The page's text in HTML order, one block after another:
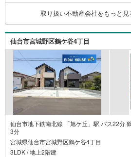
ついても、誠心誠意ご説明さ
ッズスペースも完備！お子様連
ください。営業時間:10:00～
舗により変動あり）現地のご
お気軽にお問い合わせください！
取り扱い不動産会社をもっと見
仙台市宮城野区鶴ケ谷4丁目
仙台市地下鉄南北線 「旭ケ丘」駅 バス22分
3分
宮城県仙台市宮城野区鶴ケ谷4丁目
3LDK / 地上2階建